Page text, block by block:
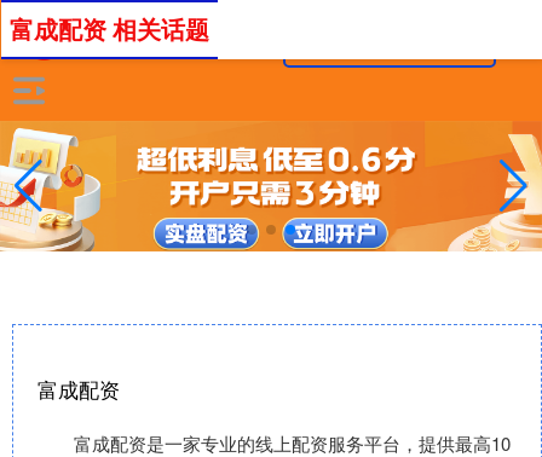
富成配资
富成配资是一家专业的线上配资服务平台，提供最高10
富成配资 相关话题